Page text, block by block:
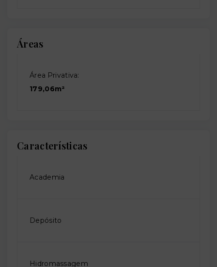
Áreas
Área Privativa:
179,06m²
Características
Academia
Depósito
Hidromassagem